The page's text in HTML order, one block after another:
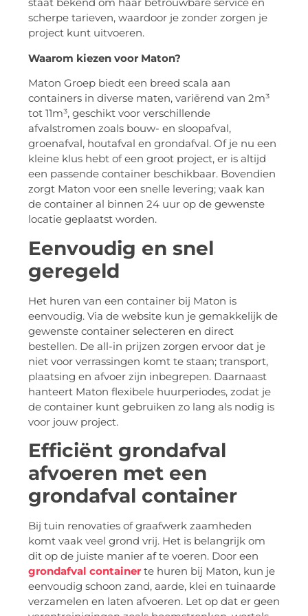
staat bekend om haar betrouwbare service en
scherpe tarieven, waardoor je zonder zorgen je
project kunt uitvoeren.
Waarom kiezen voor Maton?
Maton Groep biedt een breed scala aan
containers in diverse maten, variërend van 2m³
tot 11m³, geschikt voor verschillende
afvalstromen zoals bouw- en sloopafval,
groenafval, houtafval en grondafval. Of je nu een
kleine klus hebt of een groot project, er is altijd
een passende container beschikbaar. Bovendien
zorgt Maton voor een snelle levering; vaak kan
de container al binnen 24 uur op de gewenste
locatie geplaatst worden.
Eenvoudig en snel
geregeld
Het huren van een container bij Maton is
eenvoudig. Via de website kun je gemakkelijk de
gewenste container selecteren en direct
bestellen. De all-in prijzen zorgen ervoor dat je
niet voor verrassingen komt te staan; transport,
plaatsing en afvoer zijn inbegrepen. Daarnaast
hanteert Maton flexibele huurperiodes, zodat je
de container kunt gebruiken zo lang als nodig is
voor jouw project.
Efficiënt grondafval
afvoeren met een
grondafval container
Bij tuin renovaties of graafwerk zaamheden
komt vaak veel grond vrij. Het is belangrijk om
dit op de juiste manier af te voeren. Door een
grondafval container te huren bij Maton, kun je
eenvoudig schoon zand, aarde, klei en tuinaarde
verzamelen en laten afvoeren. Let op dat er geen